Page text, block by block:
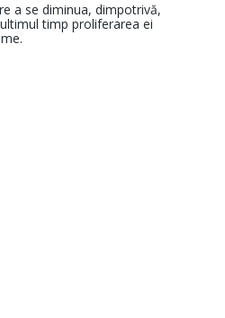
a se diminua, dimpotrivă,
timp proliferarea ei